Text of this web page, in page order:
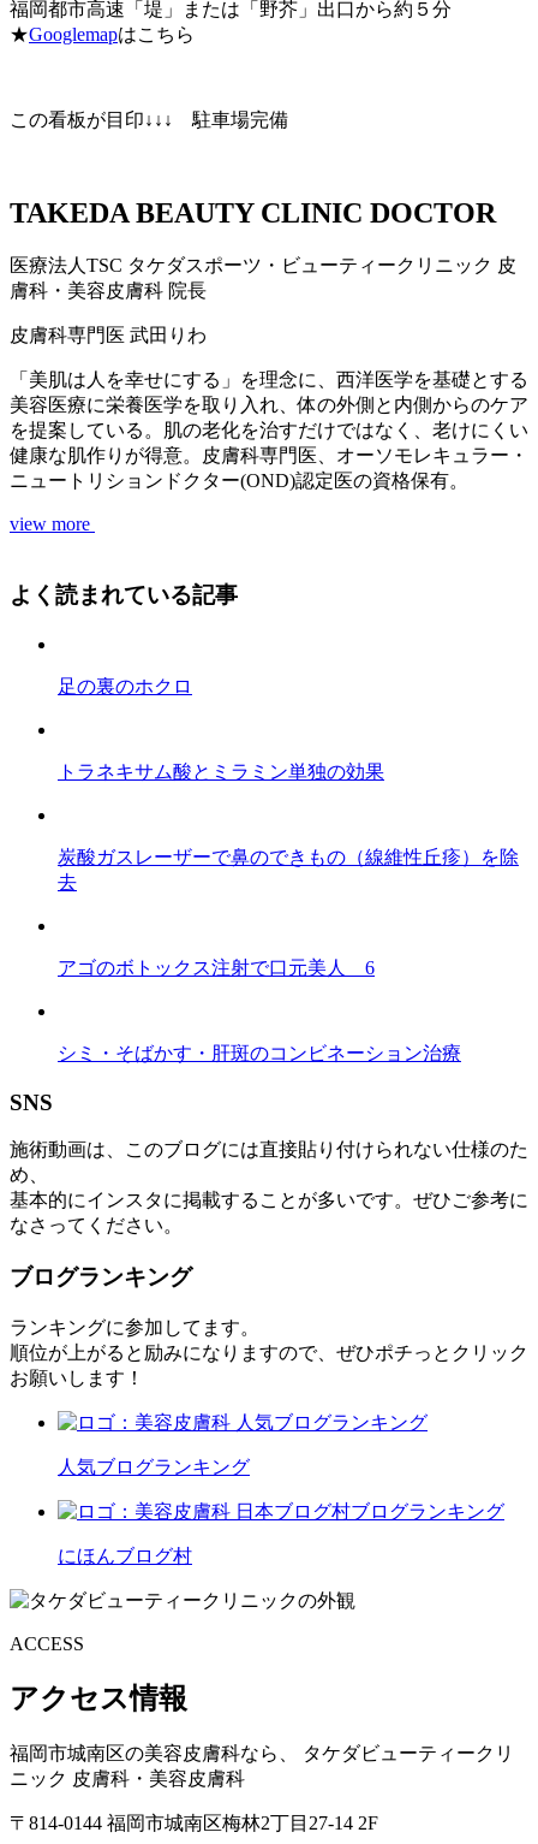
福岡都市高速「堤」または「野芥」出口から約５分
★Googlemapはこちら
この看板が目印↓↓↓ 駐車場完備
TAKEDA BEAUTY CLINIC DOCTOR
医療法人TSC タケダスポーツ・ビューティークリニック 皮
膚科・美容皮膚科 院長
皮膚科専門医 武田りわ
「美肌は人を幸せにする」を理念に、西洋医学を基礎とする
美容医療に栄養医学を取り入れ、体の外側と内側からのケア
を提案している。肌の老化を治すだけではなく、老けにくい
健康な肌作りが得意。皮膚科専門医、オーソモレキュラー・
ニュートリションドクター(OND)認定医の資格保有。
view more
よく読まれている記事
足の裏のホクロ
トラネキサム酸とミラミン単独の効果
炭酸ガスレーザーで鼻のできもの（線維性丘疹）を除
去
アゴのボトックス注射で口元美人 6
シミ・そばかす・肝斑のコンビネーション治療
SNS
施術動画は、このブログには直接貼り付けられない仕様のた
め、
基本的にインスタに掲載することが多いです。ぜひご参考に
なさってください。
ブログランキング
ランキングに参加してます。
順位が上がると励みになりますので、ぜひポチっとクリック
お願いします！
人気ブログランキング
にほんブログ村
ACCESS
アクセス情報
福岡市城南区の美容皮膚科なら、
タケダビューティークリ
ニック 皮膚科・美容皮膚科
〒814-0144 福岡市城南区梅林2丁目27-14 2F